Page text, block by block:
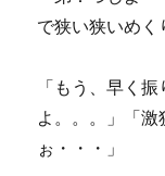
で狭い狭いめく
「もう、早く
よ。。。」「
ぉ・・・」